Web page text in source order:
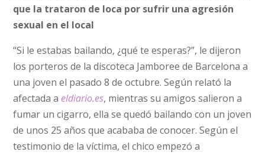
que la trataron de loca por sufrir una agresión
sexual en el local
“Si le estabas bailando, ¿qué te esperas?”, le dijeron
los porteros de la discoteca Jamboree de Barcelona a
una joven el pasado 8 de octubre. Según relató la
afectada aeldiario.es, mientras su amigos salieron a
fumar un cigarro, ella se quedó bailando con un joven
de unos 25 años que acababa de conocer. Según el
testimonio de la víctima, el chico empezó a